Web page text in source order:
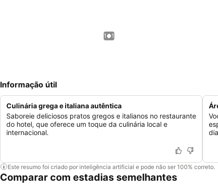
1 / 1
Informação útil
Culinária grega e italiana autêntica
Saboreie deliciosos pratos gregos e italianos no restaurante
do hotel, que oferece um toque da culinária local e
internacional.
Este resumo foi criado por inteligência artificial e pode não ser 100% correto.
Comparar com estadias semelhantes